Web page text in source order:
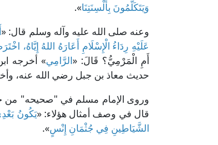
وَيَتَكَلَّمُونَ بِأَلْسِنَتِنَا».
وعنه صلى الله عليه وآله وسلم قال: «
عَلَيْهِ رِدَاءُ الْإِسْلَامِ أَعَارَهُ اللهُ
أَمِ الْمَرْمِيُّ؟ قَالَ: «الرَّامِي» أخرجه
حديث معاذ بن جبل رضي الله عنه،
وروى الإمام مسلم في "صحيحه" من
قال في وصف أمثال هؤلاء: «يَكُونُ
الشَّيَاطِينِ فِي جُثْمَانِ إِنْسٍ».